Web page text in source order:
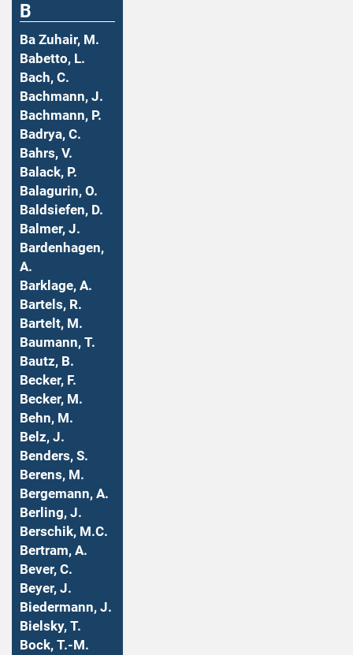
B
Ba Zuhair, M.
Babetto, L.
Bach, C.
Bachmann, J.
Bachmann, P.
Badrya, C.
Bahrs, V.
Balack, P.
Balagurin, O.
Baldsiefen, D.
Balmer, J.
Bardenhagen,
A.
Barklage, A.
Bartels, R.
Bartelt, M.
Baumann, T.
Bautz, B.
Becker, F.
Becker, M.
Behn, M.
Belz, J.
Benders, S.
Berens, M.
Bergemann, A.
Berling, J.
Berschik, M.C.
Bertram, A.
Bever, C.
Beyer, J.
Biedermann, J.
Bielsky, T.
Bock, T.-M.